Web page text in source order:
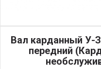
Вал карданный У-
передний